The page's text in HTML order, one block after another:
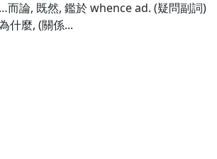
而論, 既然, 鑑於 whence ad. (疑問副詞)
什麼, (關係...